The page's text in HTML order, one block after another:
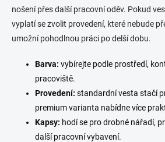
nošení přes další pracovní oděv. Pokud
vyplatí se zvolit provedení, které nebude
umožní pohodlnou práci po delší dobu.
Barva: vybírejte podle prostředí,
pracoviště.
Provedení: standardní vesta stačí
premium varianta nabídne více
Kapsy: hodí se pro drobné nářadí,
další pracovní vybavení.